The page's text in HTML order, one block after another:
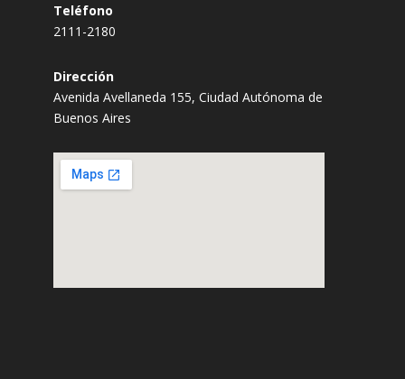
Teléfono
2111-2180
Dirección
Avenida Avellaneda 155, Ciudad Autónoma de
Buenos Aires